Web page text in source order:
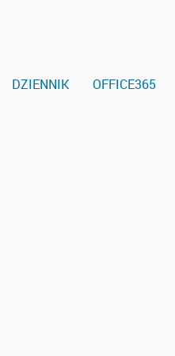
DZIENNIK OFFICE365